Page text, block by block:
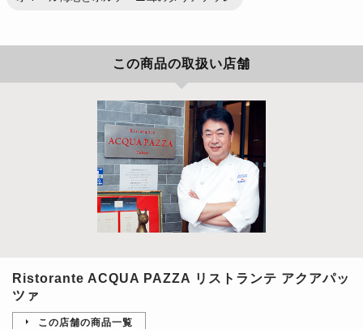
この商品の取扱い店舗
Ristorante ACQUA PAZZA リストランテ アクアパッ
ツァ
この店舗の商品一覧